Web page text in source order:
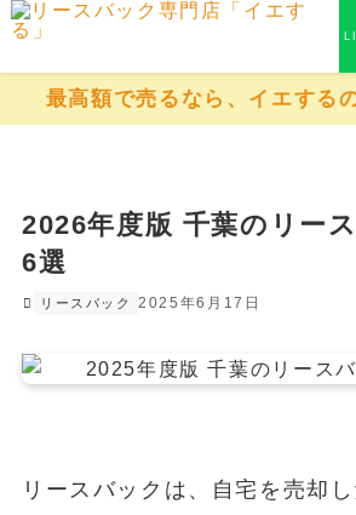
最高額で売るなら、イエする
2026年度版 千葉のリー
6選
リースバック 2025年6月17日
リースバックは、自宅を売却